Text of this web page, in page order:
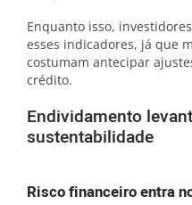
Enquanto isso,
esses indicadores, já que
costumam antecipar
crédito.
Endividamento
sustentabilidade
Risco financeiro entra